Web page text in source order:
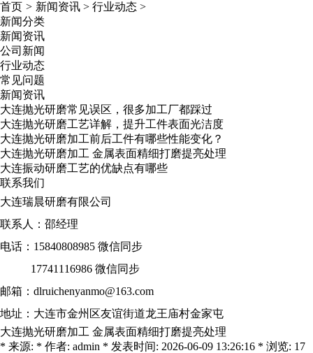
首页 > 新闻资讯 > 行业动态 >
新闻分类
新闻资讯
公司新闻
行业动态
常见问题
新闻资讯
大连抛光研磨常见误区，很多加工厂都踩过
大连抛光研磨工艺详解，提升工件表面光洁度
大连抛光研磨加工前后工件有哪些性能变化？
大连抛光研磨加工 金属表面精细打磨提亮处理
大连振动研磨工艺的优缺点有哪些
联系我们
大连瑞晨研磨有限公司
联系人：邵经理
电话：15840808985 微信同步
17741116986 微信同步
邮箱：dlruichenyanmo@163.com
地址：大连市金州区友谊街道龙王庙村金家屯
大连抛光研磨加工 金属表面精细打磨提亮处理
* 来源: * 作者: admin * 发表时间: 2026-06-09 13:26:16 * 浏览: 17